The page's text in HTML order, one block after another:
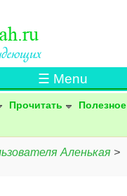
☰ Menu
Прочитать
Полезное
Аленькая >